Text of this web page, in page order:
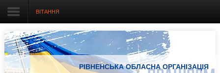
Головна
Про організацію
ВІТАННЯ
РІВНЕНСЬКА ОБЛАСНА ОРГАНІЗАЦІЯ